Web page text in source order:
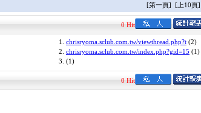
[第一頁] [上10頁]
0 Hit
1. chrisryoma.sclub.com.tw/viewthread.php?t (2)
2. chrisryoma.sclub.com.tw/index.php?gid=15 (1)
3. (1)
0 Hit